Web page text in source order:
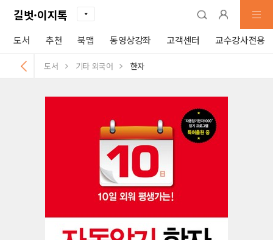
길벗·이지톡
도서 추천 북맵 동영상강좌 고객센터 교수강사전용
도서 기타 외국어 한자